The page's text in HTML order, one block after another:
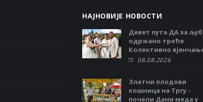
НАЈНОВИЈЕ НОВОСТИ
Девет пута ДА за
одржано треће
Колективно
08.08.2026
Златни плодови
кошница на Тргу -
почели Дани меда у